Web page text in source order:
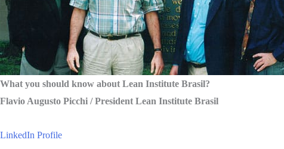
What you should know about Lean Institute Brasil?
Flavio Augusto Picchi / President Lean Institute Brasil
LinkedIn Profile